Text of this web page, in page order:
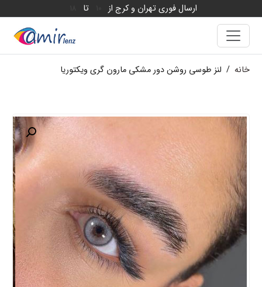
ارسال فوری تهران و کرج از تا
خانه / لنز طوسی روشن دور مشکی مارون گری ویکتوریا